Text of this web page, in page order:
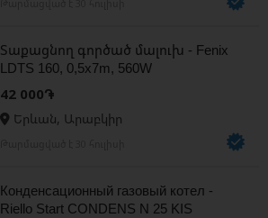
Տաքացնող գործած մալուխ - Fenix
LDTS 160, 0,5x7m, 560W
42 000֏
Երևան, Արաբկիր
Конденсационный газовый котел -
Riello Start CONDENS N 25 KIS